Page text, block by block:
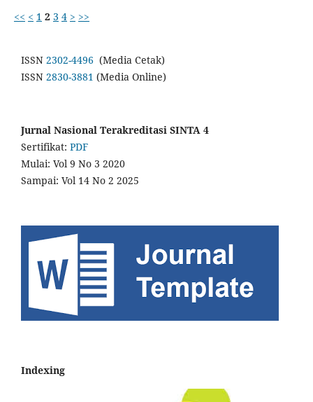
<< < 1 2 3 4 > >>
ISSN 2302-4496 (Media Cetak)
ISSN 2830-3881 (Media Online)
Jurnal Nasional Terakreditasi SINTA 4
Sertifikat: PDF
Mulai: Vol 9 No 3 2020
Sampai: Vol 14 No 2 2025
Indexing